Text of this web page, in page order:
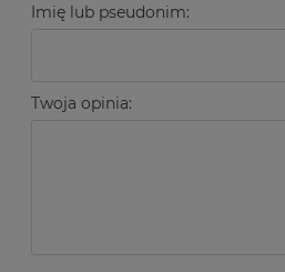
Imię lub pseudonim:
Twoja opinia: